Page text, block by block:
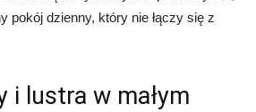
pokój dzienny, który nie łączy się z
i lustra w małym